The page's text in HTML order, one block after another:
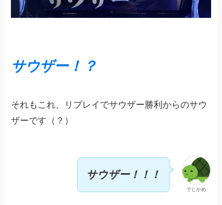
サウザー！？
それもこれ、リプレイでサウザー勝利からのサウ
ザーです（？）
でじかめ
サウザー！！！